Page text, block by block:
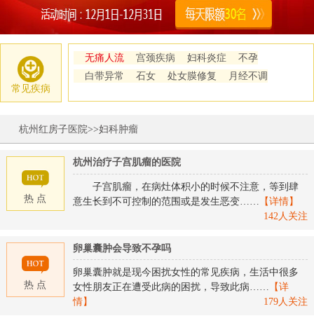
常见疾病
无痛人流 宫颈疾病 妇科炎症
不孕
白带异常
石女 处女膜修复 月经不调
杭州红房子医院>>妇科肿瘤
热 点
杭州治疗子宫肌瘤的医院
子宫肌瘤，在病灶体积小的时候不注意，等到肆
意生长到不可控制的范围或是发生恶变……
【详情】
142人关注
热 点
卵巢囊肿会导致不孕吗
卵巢囊肿就是现今困扰女性的常见疾病，生活中很多
女性朋友正在遭受此病的困扰，导致此病…… 【详
情】
179人关注